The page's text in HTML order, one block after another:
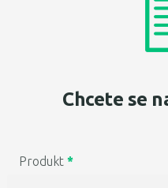
Chcete se
Produkt*